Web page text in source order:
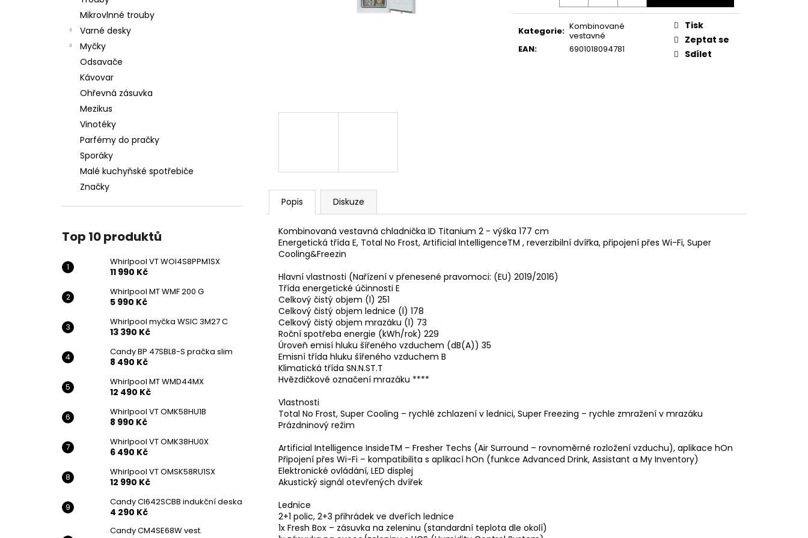
Mikrovlnné trouby
Varné desky
Myčky
Odsavače
Kávovar
Ohřevná zásuvka
Mezikus
Vinotéky
Parfémy do pračky
Sporáky
Malé kuchyňské spotřebiče
Značky
Top 10 produktů
Whirlpool VT WOI4S8PPM1SX
11 990 Kč
Whirlpool MT WMF 200 G
5 990 Kč
Whirlpool myčka WSIC 3M27 C
13 390 Kč
Candy BP 47SBL8-S pračka slim
8 490 Kč
Whirlpool MT WMD44MX
12 490 Kč
Whirlpool VT OMK58HU1B
8 990 Kč
Whirlpool VT OMK38HU0X
6 490 Kč
Whirlpool VT OMSK58RU1SX
12 990 Kč
Candy CI642SCBB indukční deska
4 290 Kč
Candy CM4SE68W vest.
Kategorie: Kombinované
vestavné
EAN: 6901018094781
Tisk
Zeptat se
Sdílet
Popis Diskuze
Kombinovaná vestavná chladnička ID Titanium 2 - výška 177 cm
Energetická třída E, Total No Frost, Artificial IntelligenceTM , reverzibilní dvířka, připojení přes Wi-Fi, Super
Cooling&Freezin
Hlavní vlastnosti (Nařízení v přenesené pravomoci: (EU) 2019/2016)
Třída energetické účinnosti E
Celkový čistý objem (l) 251
Celkový čistý objem lednice (l) 178
Celkový čistý objem mrazáku (l) 73
Roční spotřeba energie (kWh/rok) 229
Úroveň emisí hluku šířeného vzduchem (dB(A)) 35
Emisní třída hluku šířeného vzduchem B
Klimatická třída SN.N.ST.T
Hvězdičkové označení mrazáku ****
Vlastnosti
Total No Frost, Super Cooling – rychlé zchlazení v lednici, Super Freezing – rychle zmražení v mrazáku
Prázdninový režim
Artificial Intelligence InsideTM – Fresher Techs (Air Surround – rovnoměrné rozložení vzduchu), aplikace hOn
Připojení přes Wi-Fi – kompatibilita s aplikací hOn (funkce Advanced Drink, Assistant a My Inventory)
Elektronické ovládání, LED displej
Akustický signál otevřených dvířek
Lednice
2+1 polic, 2+3 přihrádek ve dveřích lednice
1x Fresh Box – zásuvka na zeleninu (standardní teplota dle okolí)
WHIRLPOOL VT WOI4S8PPM1SX
11 990 Kč
WHIRLPOOL MT WMF 200 G